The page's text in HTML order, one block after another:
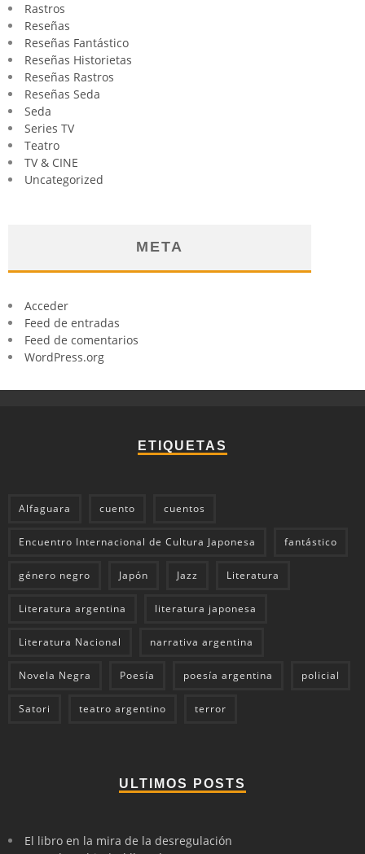
Rastros
Reseñas
Reseñas Fantástico
Reseñas Historietas
Reseñas Rastros
Reseñas Seda
Seda
Series TV
Teatro
TV & CINE
Uncategorized
META
Acceder
Feed de entradas
Feed de comentarios
WordPress.org
ETIQUETAS
Alfaguara cuento cuentos
Encuentro Internacional de Cultura Japonesa fantástico
género negro Japón Jazz Literatura
Literatura argentina literatura japonesa
Literatura Nacional narrativa argentina
Novela Negra Poesía poesía argentina policial
Satori teatro argentino terror
ULTIMOS POSTS
El libro en la mira de la desregulación